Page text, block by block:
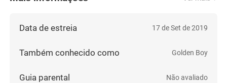
Data de estreia 17 de Set de 2019
Também conhecido como Golden Boy
Guia parental Não avaliado